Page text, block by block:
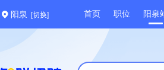
阳泉 [切换] 首页 职位 阳泉